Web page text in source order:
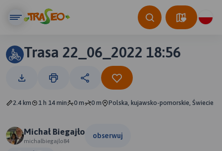
Trasa 22_06_2022 18:56
2.4 km 1 h 14 min 0 m 0 m Polska, kujawsko-pomorskie, Świecie
Michał Biegajło
michalbiegajlo84
obserwuj